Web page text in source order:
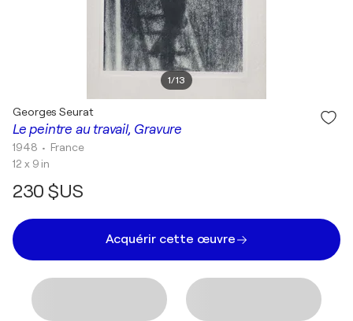
1/13
Le peintre au travail, Gravure
Georges Seurat
1948 • France
12 x 9 in
230 $US
Acquérir cette œuvre